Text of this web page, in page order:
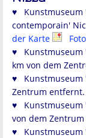
♥ Kunstmuseum
contemporain'
der Karte
Foto
♥ Kunstmuseum
km von dem
♥ Kunstmuseum
Zentrum entfernt.
♥ Kunstmuseum
von dem
♥ Kunstmuseum